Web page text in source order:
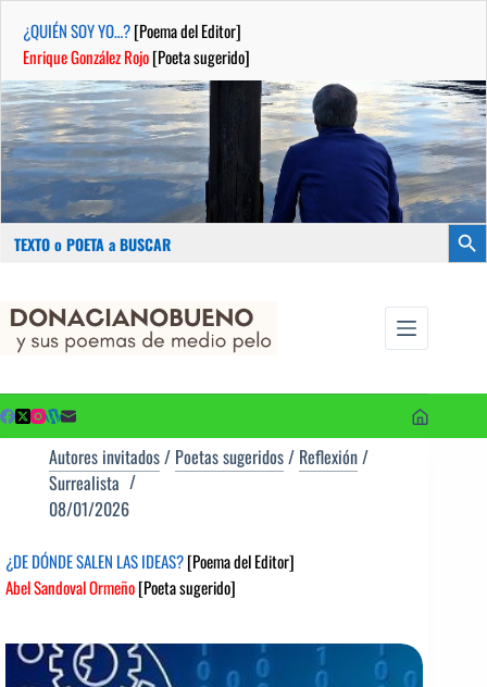
¿QUIÉN SOY YO…?[Poema del Editor]
Enrique González Rojo[Poeta sugerido]
Buscar:
contenido
Autores invitados/ Poetas sugeridos/ Reflexión/
Surrealista
08/01/2026
¿DE DÓNDE SALEN LAS IDEAS?[Poema del Editor]
Abel Sandoval Ormeño[Poeta sugerido]